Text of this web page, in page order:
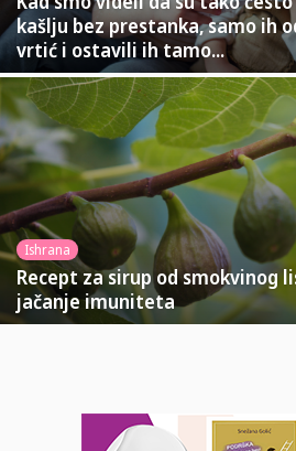
kašlju bez prestanka, samo ih
vrtić i ostavili ih tamo...
Ishrana
Recept za sirup od smokvinog
jačanje imuniteta